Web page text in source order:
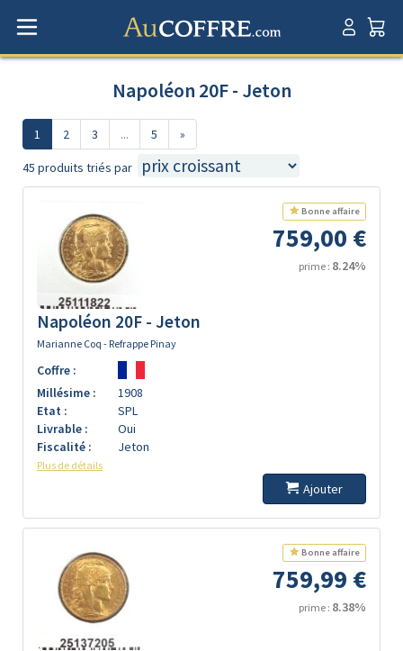
Napoléon 20F - Jeton
1 2 3 ... 5 »
45 produits triés par
Bonne affaire
759,00 €
prime : 8.24%
Napoléon 20F - Jeton
Marianne Coq - Refrappe Pinay
Coffre :
Millésime :
1908
Etat :
SPL
Livrable :
Oui
Fiscalité :
Jeton
Plus de détails
Ajouter
Bonne affaire
759,99 €
prime : 8.38%